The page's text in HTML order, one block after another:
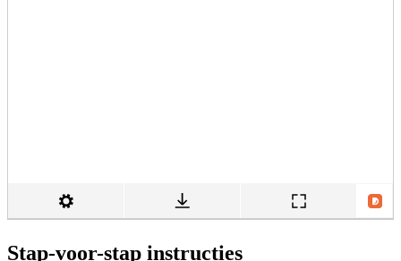
Stap-voor-stap instructies